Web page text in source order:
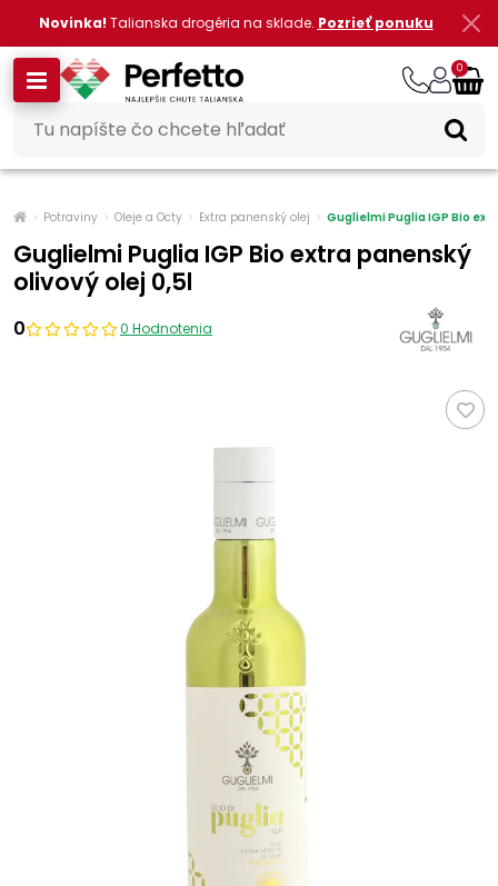
Novinka! Talianska drogéria na sklade. Pozrieť ponuku
0
Potraviny Oleje a Octy Extra panenský olej Guglielmi Puglia IGP Bio
Guglielmi Puglia IGP Bio extra panenský
olivový olej 0,5l
0 0 Hodnotenia